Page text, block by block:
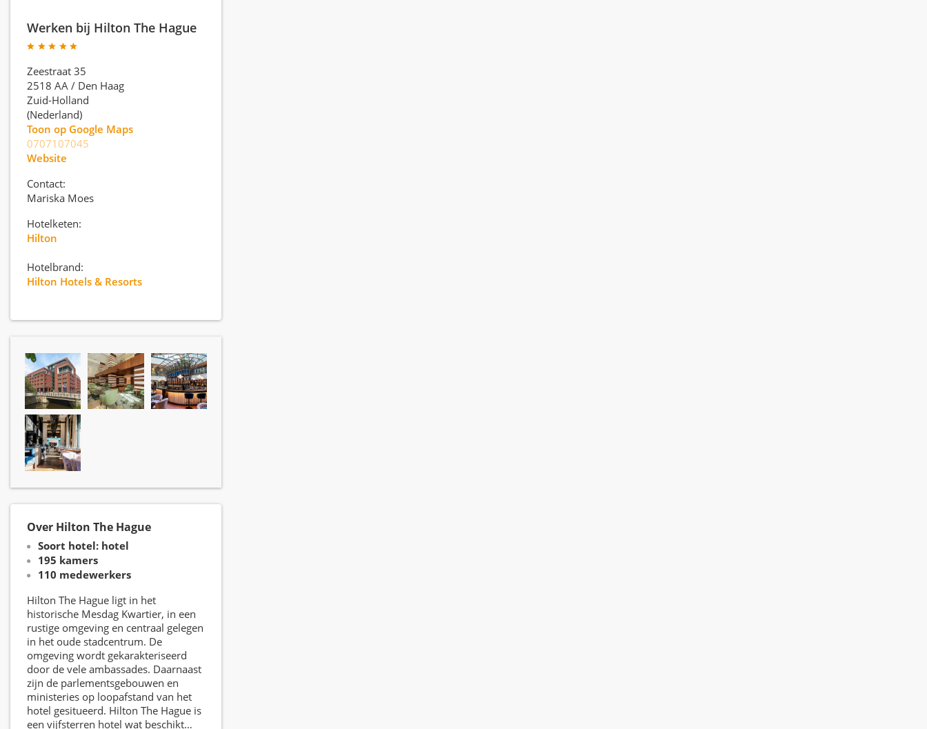
Werken bij Hilton The Hague
Zeestraat 35
2518 AA / Den Haag
Zuid-Holland
(Nederland)
Toon op Google Maps
0707107045
Website
Contact:
Mariska Moes
Hotelketen:
Hilton
Hotelbrand:
Hilton Hotels & Resorts
Over Hilton The Hague
Soort hotel: hotel
195 kamers
110 medewerkers
Hilton The Hague ligt in het
historische Mesdag Kwartier, in een
rustige omgeving en centraal gelegen
in het oude stadcentrum. De
omgeving wordt gekarakteriseerd
door de vele ambassades. Daarnaast
zijn de parlementsgebouwen en
ministeries op loopafstand van het
hotel gesitueerd. Hilton The Hague is
een vijfsterren hotel wat beschikt